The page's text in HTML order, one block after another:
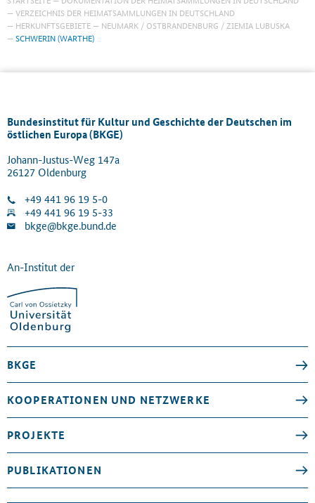
VERZEICHNIS DER HEIMATSAMMLUNGEN IN DEUTSCHLAND
HERKUNFTSGEBIETE
NEUMARK / OSTBRANDENBURG / ZIEMIA LUBUSKA
SCHWERIN (WARTHE)
Bundesinstitut für Kultur und Geschichte der Deutschen im
östlichen Europa (BKGE)
Johann-Justus-Weg 147a
26127 Oldenburg
+49 441 96 19 5-0
+49 441 96 19 5-33
bkge@bkge.bund.de
An-Institut der
BKGE
KOOPERATIONEN UND NETZWERKE
PROJEKTE
PUBLIKATIONEN